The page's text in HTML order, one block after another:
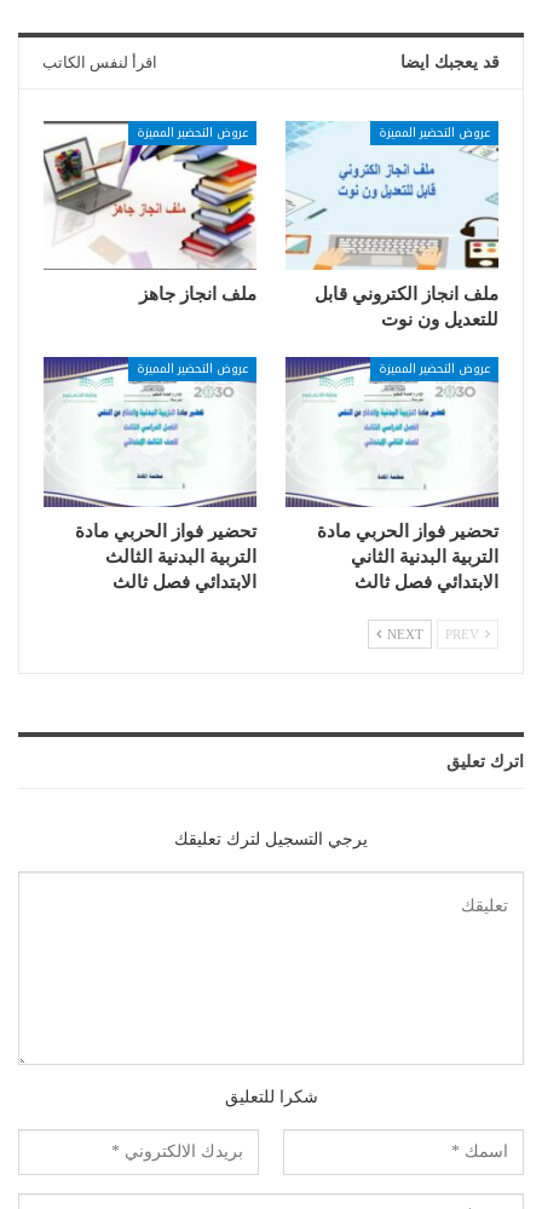
قد يعجبك ايضا اقرأ لنفس الكاتب
عروض التحضير المميزة
ملف انجاز الكتروني قابل
للتعديل ون نوت
عروض التحضير المميزة
ملف انجاز جاهز
عروض التحضير المميزة
تحضير فواز الحربي مادة
التربية البدنية الثاني
الابتدائي فصل ثالث
عروض التحضير المميزة
تحضير فواز الحربي مادة
التربية البدنية الثالث
الابتدائي فصل ثالث
NEXT
اترك تعليق
يرجي التسجيل لترك تعليقك
شكرا للتعليق